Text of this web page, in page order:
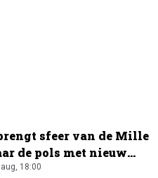
sfeer van de Mille
de pols met nieuw
18:00